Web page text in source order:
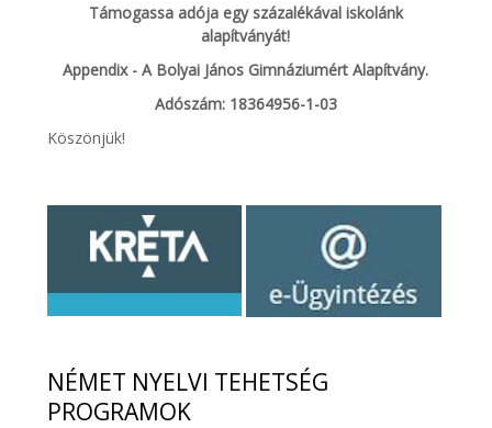
Támogassa adója egy százalékával iskolánk
alapítványát!
Appendix - A Bolyai János Gimnáziumért Alapítvány.
Adószám: 18364956-1-03
Köszönjük!
NÉMET NYELVI TEHETSÉG
PROGRAMOK